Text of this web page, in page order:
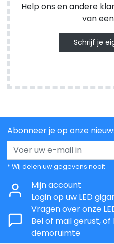
Help ons en andere
van
Schrijf je
Abonneer je op onze
* Wij delen uw gegevens nooit
Mijn account
Login op uw LED
Vragen over onze
Bel of mail gerust, of
demoruimte